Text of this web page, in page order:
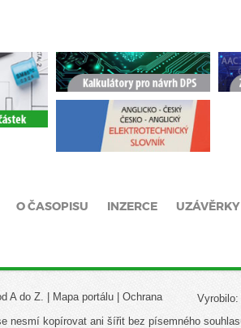
O ČASOPISU INZERCE UZÁVĚRKY
Vyrobilo:
A do Z. | Mapa portálu
Ochrana
nesmí kopírovat ani šířit bez písemného